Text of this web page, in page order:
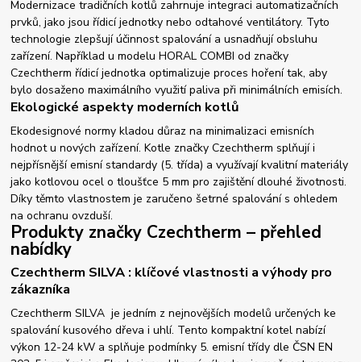
Modernizace tradičních kotlů zahrnuje integraci automatizačních
prvků, jako jsou řídicí jednotky nebo odtahové ventilátory. Tyto
technologie zlepšují účinnost spalování a usnadňují obsluhu
zařízení. Například u modelu HORAL COMBI od značky
Czechtherm řídicí jednotka optimalizuje proces hoření tak, aby
bylo dosaženo maximálního využití paliva při minimálních emisích.
Ekologické aspekty moderních kotlů
Ekodesignové normy kladou důraz na minimalizaci emisních
hodnot u nových zařízení. Kotle značky Czechtherm splňují i
nejpřísnější emisní standardy (5. třída) a využívají kvalitní materiály
jako kotlovou ocel o tloušťce 5 mm pro zajištění dlouhé životnosti.
Díky těmto vlastnostem je zaručeno šetrné spalování s ohledem
na ochranu ovzduší.
Produkty značky Czechtherm – přehled
nabídky
Czechtherm SILVA : klíčové vlastnosti a výhody pro
zákazníka
Czechtherm SILVA je jedním z nejnovějších modelů určených ke
spalování kusového dřeva i uhlí. Tento kompaktní kotel nabízí
výkon 12-24 kW a splňuje podmínky 5. emisní třídy dle ČSN EN